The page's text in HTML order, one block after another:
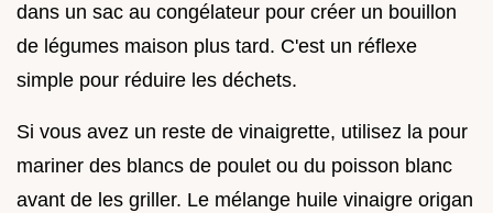
dans un sac au congélateur pour créer un bouillon
de légumes maison plus tard. C'est un réflexe
simple pour réduire les déchets.
Si vous avez un reste de vinaigrette, utilisez la pour
mariner des blancs de poulet ou du poisson blanc
avant de les griller. Le mélange huile vinaigre origan